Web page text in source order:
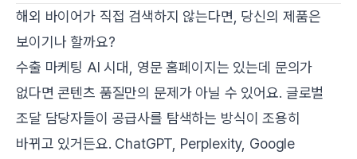
해외 바이어가 직접 검색하지 않는다면, 당신의 제품은
보이기나 할까요?
수출 마케팅 AI 시대, 영문 홈페이지는 있는데 문의가
없다면 콘텐츠 품질만의 문제가 아닐 수 있어요. 글로벌
조달 담당자들이 공급사를 탐색하는 방식이 조용히
바뀌고 있거든요. ChatGPT, Perplexity, Google